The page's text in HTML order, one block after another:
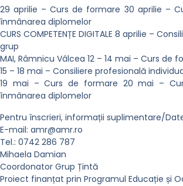
29 aprilie – Curs de formare 30 aprilie –
înmânarea diplomelor
CURS COMPETENȚE DIGITALE 8 aprilie –
grup
MAI, Râmnicu Vâlcea 12 – 14 mai – Curs de
15 – 18 mai – Consiliere profesională
19 mai – Curs de formare 20 mai –
înmânarea diplomelor
Pentru înscrieri, informații suplimentare/
E-mail: amr@amr.ro
Tel.: 0742 286 787
Mihaela Damian
Coordonator Grup Țintă
Proiect finanțat prin Programul Educație și